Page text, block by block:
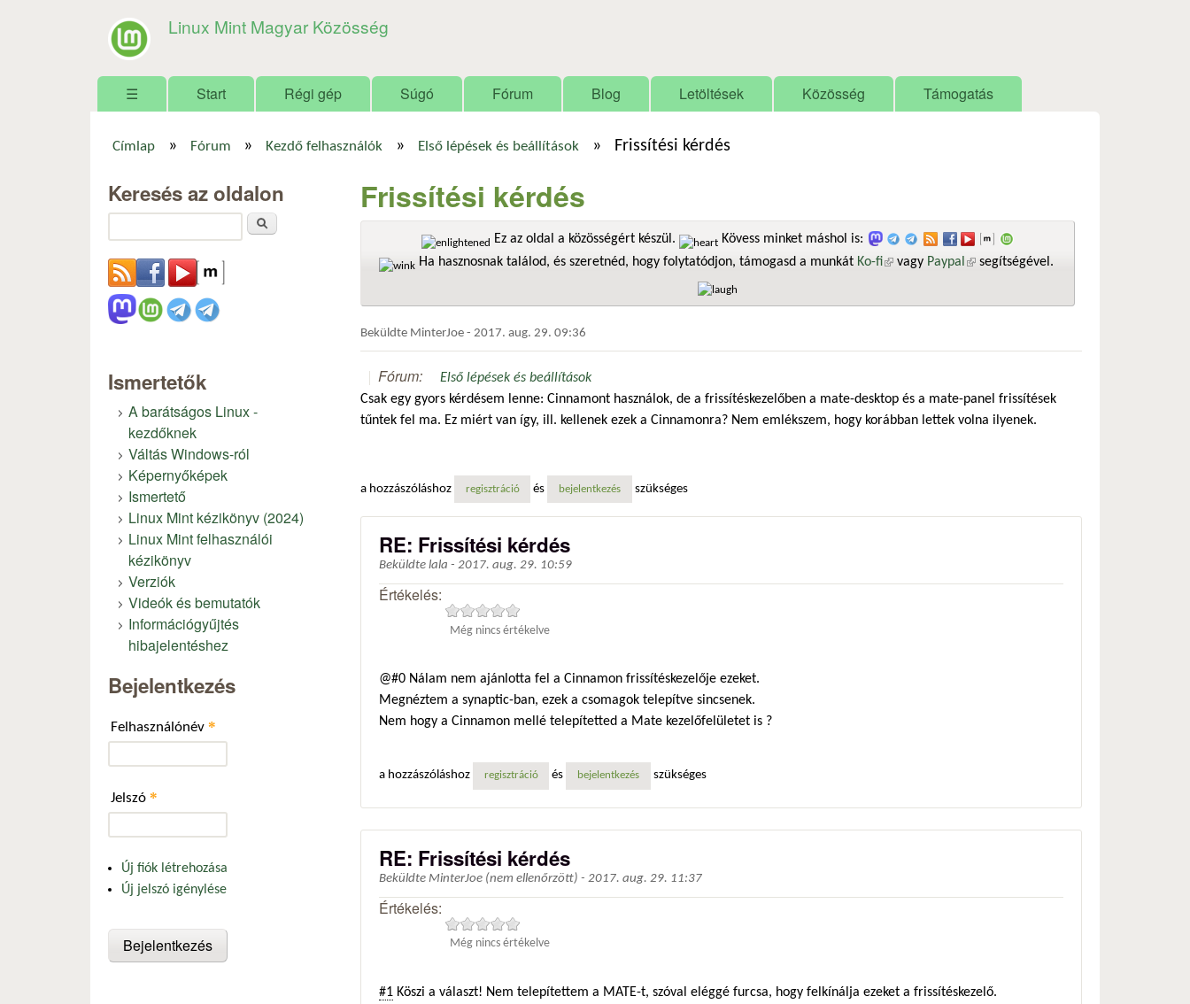
Linux Mint Magyar Közösség
Főmenü
☰ Start Régi gép Súgó Fórum Blog Letöltések Közösség Támogatás
Címlap » Fórum » Kezdő felhasználók » Első lépések és beállítások » Frissítési kérdés
Frissítési kérdés
Ez az oldal a közösségért készül.
Kövess minket máshol is:
Ha hasznosnak találod, és szeretnéd, hogy folytatódjon, támogasd a munkát Ko-fi(külső hivatkozás)
vagy Paypal (külső hivatkozás)
segítségével.
Beküldte MinterJoe - 2017. aug. 29. 09:36
Fórum:
Első lépések és beállítások
Csak egy gyors kérdésem lenne: Cinnamont használok, de a frissítéskezelőben a mate-desktop és a mate-panel frissítések
tűntek fel ma. Ez miért van így, ill. kellenek ezek a Cinnamonra? Nem emlékszem, hogy korábban lettek volna ilyenek.
a hozzászóláshoz regisztráció és bejelentkezés szükséges
RE: Frissítési kérdés
Beküldte lala - 2017. aug. 29. 10:59
Értékelés:
Még nincs értékelve
@#0 Nálam nem ajánlotta fel a Cinnamon frissítéskezelője ezeket.
Megnéztem a synaptic-ban, ezek a csomagok telepítve sincsenek.
Nem hogy a Cinnamon mellé telepítetted a Mate kezelőfelületet is ?
a hozzászóláshoz regisztráció és bejelentkezés szükséges
RE: Frissítési kérdés
Beküldte MinterJoe (nem ellenőrzött) - 2017. aug. 29. 11:37
Értékelés:
Még nincs értékelve
#1 Köszi a választ! Nem telepítettem a MATE-t, szóval eléggé furcsa, hogy felkínálja ezeket a frissítéskezelő.
Keresés az oldalon
Ismertetők
A barátságos Linux -
kezdőknek
Váltás Windows-ról
Képernyőképek
Ismertető
Linux Mint kézikönyv (2024)
Linux Mint felhasználói
kézikönyv
Verziók
Videók és bemutatók
Információgyűjtés
hibajelentéshez
Bejelentkezés
Felhasználónév *
Jelszó *
Új fiók létrehozása
Új jelszó igénylése